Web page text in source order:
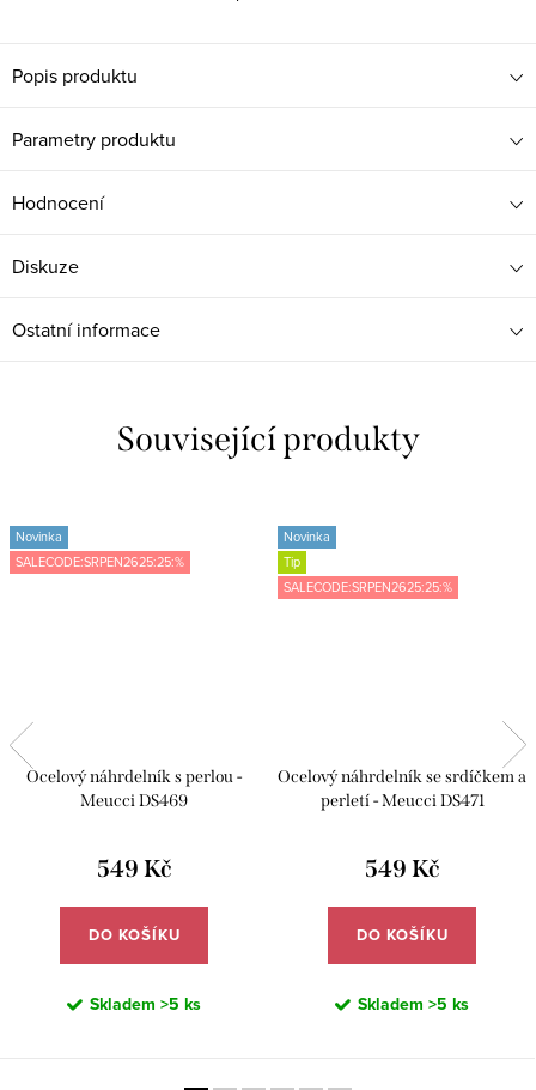
Popis produktu
Parametry produktu
Hodnocení
Diskuze
Ostatní informace
Související produkty
Novinka
SALECODE:SRPEN2625:25:%
Ocelový náhrdelník s perlou -
Meucci DS469
549 Kč
DO KOŠÍKU
Skladem >5 ks
Novinka
Tip
SALECODE:SRPEN2625:25:%
Ocelový náhrdelník se srdíčkem a
perletí - Meucci DS471
549 Kč
DO KOŠÍKU
Skladem >5 ks